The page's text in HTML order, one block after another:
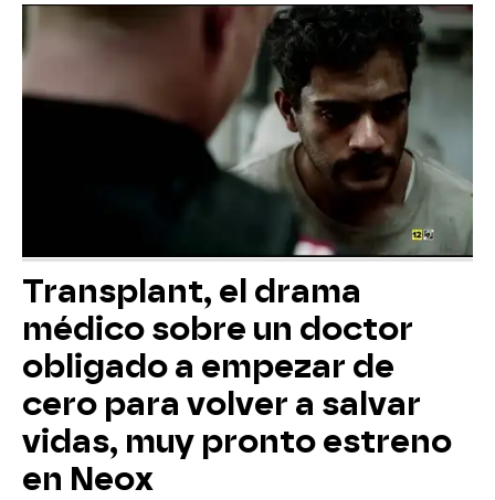
Transplant, el drama
médico sobre un doctor
obligado a empezar de
cero para volver a salvar
vidas, muy pronto estreno
en Neox